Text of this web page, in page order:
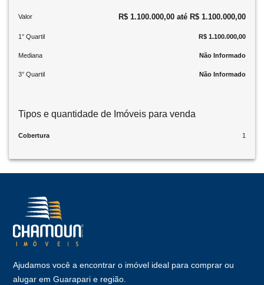
Valor R$ 1.100.000,00 até R$ 1.100.000,00
1° Quartil R$ 1.100.000,00
Mediana Não Informado
3° Quartil Não Informado
Tipos e quantidade de Imóveis para venda
Cobertura 1
Ajudamos você a encontrar o imóvel ideal para comprar ou
alugar em Guarapari e região.